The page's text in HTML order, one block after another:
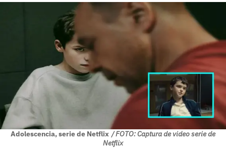
Adolescencia, serie de Netflix / FOTO: Captura de video serie de
Netflix